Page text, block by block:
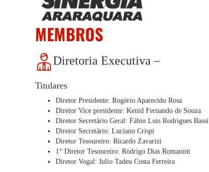
MEMBROS
Diretoria Executiva –
Titulares
Diretor Presidente: Rogério Aparecido Rosa
Diretor Vice presidente: Kenid Fernando de Souza
Diretor Secretário Geral: Fábio Luis Rodrigues Bassi
Diretor Secretário: Luciano Crispi
Diretor Tesoureiro: Ricardo Zavarizi
1° Diretor Tesoureiro: Rodrigo Dias Romanini
Diretor Vogal: Julio Tadeu Costa Ferreira